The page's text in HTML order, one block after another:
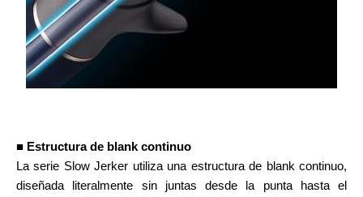
■ Estructura de blank continuo
La serie Slow Jerker utiliza una estructura de blank continuo,
diseñada literalmente sin juntas desde la punta hasta el